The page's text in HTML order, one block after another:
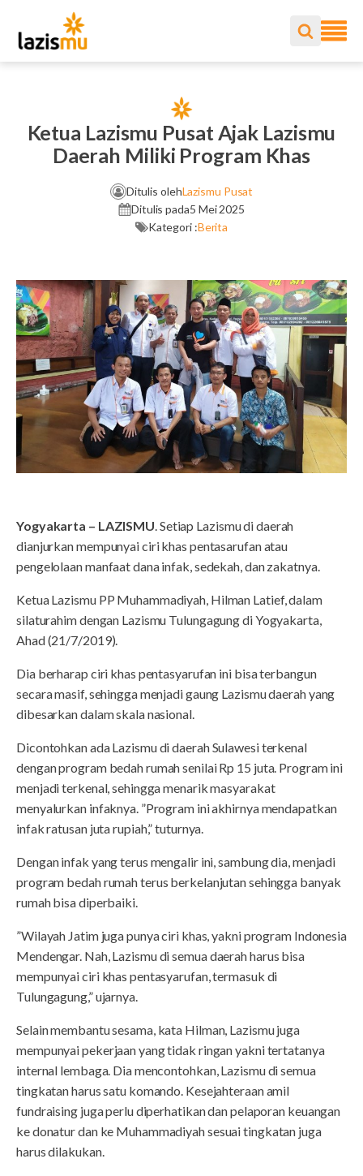
Ketua Lazismu Pusat Ajak Lazismu
Daerah Miliki Program Khas
Ditulis olehLazismu Pusat
Ditulis pada5 Mei 2025
Kategori :Berita
Yogyakarta – LAZISMU. Setiap Lazismu di daerah
dianjurkan mempunyai ciri khas pentasarufan atau
pengelolaan manfaat dana infak, sedekah, dan zakatnya.
Ketua Lazismu PP Muhammadiyah, Hilman Latief, dalam
silaturahim dengan Lazismu Tulungagung di Yogyakarta,
Ahad (21/7/2019).
Dia berharap ciri khas pentasyarufan ini bisa terbangun
secara masif, sehingga menjadi gaung Lazismu daerah yang
dibesarkan dalam skala nasional.
Dicontohkan ada Lazismu di daerah Sulawesi terkenal
dengan program bedah rumah senilai Rp 15 juta. Program ini
menjadi terkenal, sehingga menarik masyarakat
menyalurkan infaknya. ”Program ini akhirnya mendapatkan
infak ratusan juta rupiah,” tuturnya.
Dengan infak yang terus mengalir ini, sambung dia, menjadi
program bedah rumah terus berkelanjutan sehingga banyak
rumah bisa diperbaiki.
”Wilayah Jatim juga punya ciri khas, yakni program Indonesia
Mendengar. Nah, Lazismu di semua daerah harus bisa
mempunyai ciri khas pentasyarufan, termasuk di
Tulungagung,” ujarnya.
Selain membantu sesama, kata Hilman, Lazismu juga
mempunyai pekerjaan yang tidak ringan yakni tertatanya
internal lembaga. Dia mencontohkan, Lazismu di semua
tingkatan harus satu komando. Kesejahteraan amil
fundraising juga perlu diperhatikan dan pelaporan keuangan
ke donatur dan ke Muhammadiyah sesuai tingkatan juga
harus dilakukan.